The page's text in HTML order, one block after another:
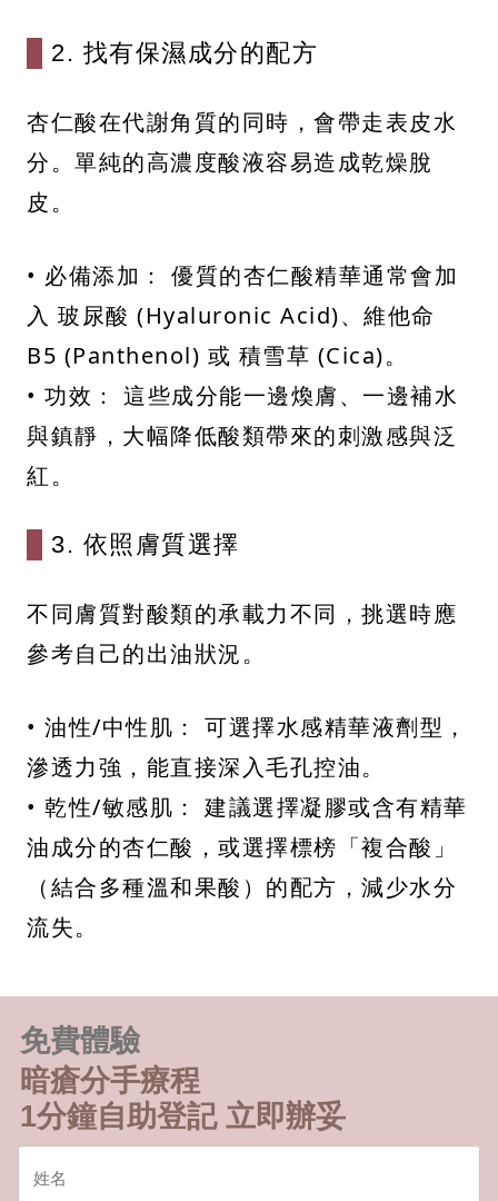
2. 找有保濕成分的配方
杏仁酸在代謝角質的同時，會帶走表皮水
分。單純的高濃度酸液容易造成乾燥脫
皮。
• 必備添加： 優質的杏仁酸精華通常會加
入 玻尿酸 (Hyaluronic Acid)、維他命
B5 (Panthenol) 或 積雪草 (Cica)。
• 功效： 這些成分能一邊煥膚、一邊補水
與鎮靜，大幅降低酸類帶來的刺激感與泛
紅。
3. 依照膚質選擇
不同膚質對酸類的承載力不同，挑選時應
參考自己的出油狀況。
• 油性/中性肌： 可選擇水感精華液劑型，
滲透力強，能直接深入毛孔控油。
• 乾性/敏感肌： 建議選擇凝膠或含有精華
油成分的杏仁酸，或選擇標榜「複合酸」
（結合多種溫和果酸）的配方，減少水分
流失。
免費體驗
暗瘡分手療程
1分鐘自助登記 立即辦妥